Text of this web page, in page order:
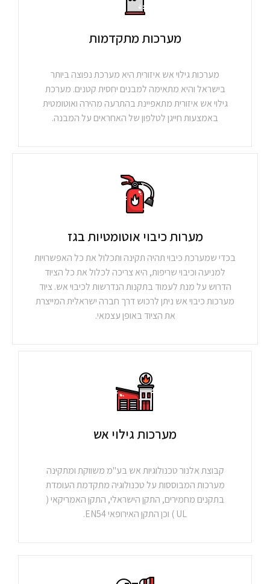
מערכות מתקדמות
מערכות גילוי אש איזורית היא מערכת נפוצה ביותר
בישראל והיא מתאימה למבנים יחסית קטנים. מערכת
גילוי אש איזורית מתאפיינת בהתרעה מהירה ואוטומטית
באמצעות חייגן לטלפון של האחראים על המבנה.
מערות כיבוי אוטומטיות בגז
בכדי שמערכת כיבוי תהיה תקינה ותכלול את כל האפשרויות
למניעה וכיבוי שריפות, היא צריכה לכלול את כל הציוד
הדרוש על מנת לעמוד בתקנות הנדרשות לכיבוי אש. ציוד
מערכות כיבוי אש ניתן לרכוש דרך חברה ישראלית המייצרת
את הציוד באופן עצמאי.
מערכות גילוי אש
קבוצת אלנור טכנולוגיות אש בע"מ משווקת ומתקינה
מערכות המבוססות על טכנולוגיה מתקדמת העומדת
בתקנים מחמירים, התקן הישראלי, התקן האמריקאי (
UL ) וכן התקן האירופאי EN54.